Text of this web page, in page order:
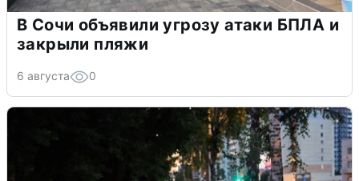
В Сочи объявили угрозу атаки БПЛА и
закрыли пляжи
6 августа 0